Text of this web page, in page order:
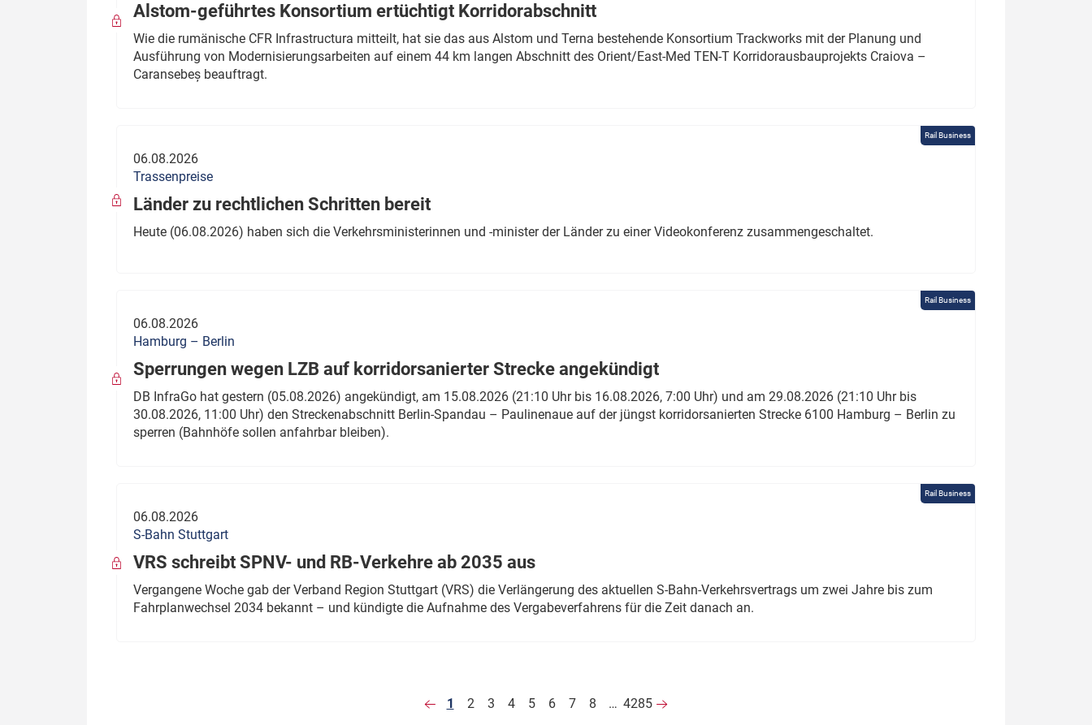
Alstom-geführtes Konsortium ertüchtigt Korridorabschnitt
Wie die rumänische CFR Infrastructura mitteilt, hat sie das aus Alstom und Terna bestehende Konsortium Trackworks mit der Planung und
Ausführung von Modernisierungsarbeiten auf einem 44 km langen Abschnitt des Orient/East-Med TEN-T Korridorausbauprojekts Craiova –
Caransebeș beauftragt.
Rail Business
06.08.2026
Trassenpreise
Länder zu rechtlichen Schritten bereit
Heute (06.08.2026) haben sich die Verkehrsministerinnen und -minister der Länder zu einer Videokonferenz zusammengeschaltet.
Rail Business
06.08.2026
Hamburg – Berlin
Sperrungen wegen LZB auf korridorsanierter Strecke angekündigt
DB InfraGo hat gestern (05.08.2026) angekündigt, am 15.08.2026 (21:10 Uhr bis 16.08.2026, 7:00 Uhr) und am 29.08.2026 (21:10 Uhr bis
30.08.2026, 11:00 Uhr) den Streckenabschnitt Berlin-Spandau – Paulinenaue auf der jüngst korridorsanierten Strecke 6100 Hamburg – Berlin zu
sperren (Bahnhöfe sollen anfahrbar bleiben).
Rail Business
06.08.2026
S-Bahn Stuttgart
VRS schreibt SPNV- und RB-Verkehre ab 2035 aus
Vergangene Woche gab der Verband Region Stuttgart (VRS) die Verlängerung des aktuellen S-Bahn-Verkehrsvertrags um zwei Jahre bis zum
Fahrplanwechsel 2034 bekannt – und kündigte die Aufnahme des Vergabeverfahrens für die Zeit danach an.
1 2 3 4 5 6 7 8 … 4285